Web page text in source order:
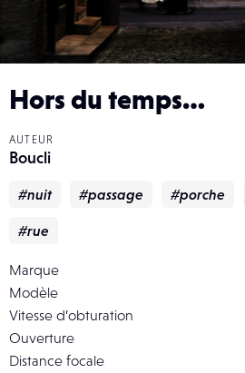
Hors du temps…
AUTEUR
Boucli
#nuit #passage #porche
#rue
Marque
Modèle
Vitesse d’obturation
Ouverture
Distance focale